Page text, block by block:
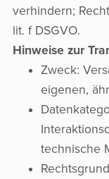
verhindern;
lit. f DSGVO.
Hinweise zur
Zweck:
eigenen,
technische